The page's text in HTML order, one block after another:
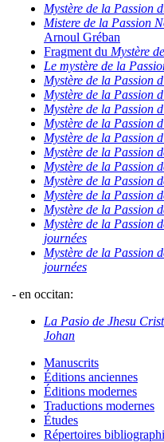
Mystère de la Passion
Mistere de la Passion
Arnoul Gréban
Fragment du Mystère
Le mystère de la
Mystère de la Passion
Mystère de la Passion
Mystère de la Passion
Mystère de la Passion
Mystère de la Passion
Mystère de la Passion
Mystère de la Passion
Mystère de la Passion
Mystère de la Passion
Mystère de la Passion
Mystère de la Passion
journées
Mystère de la Passion
journées
- en occitan:
La Pasio de Jhesu
Johan
Manuscrits
Éditions anciennes
Éditions modernes
Traductions modernes
Études
Répertoires